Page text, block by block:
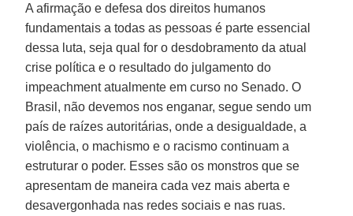
A afirmação e defesa dos direitos humanos
fundamentais a todas as pessoas é parte essencial
dessa luta, seja qual for o desdobramento da atual
crise política e o resultado do julgamento do
impeachment atualmente em curso no Senado. O
Brasil, não devemos nos enganar, segue sendo um
país de raízes autoritárias, onde a desigualdade, a
violência, o machismo e o racismo continuam a
estruturar o poder. Esses são os monstros que se
apresentam de maneira cada vez mais aberta e
desavergonhada nas redes sociais e nas ruas.